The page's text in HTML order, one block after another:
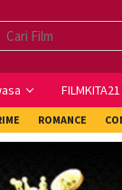
FILMKITA21
ROMANCE